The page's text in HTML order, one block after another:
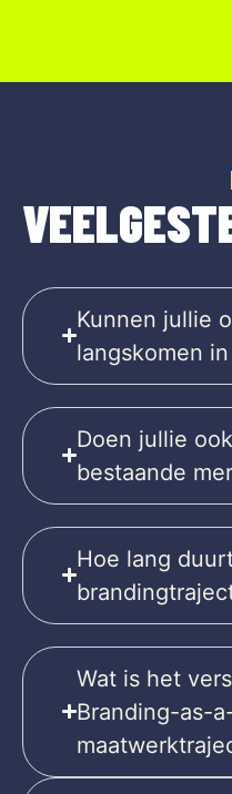
Kunnen jullie
langskomen
Doen jullie
bestaande
Hoe lang
Wat is het
Branding-as-